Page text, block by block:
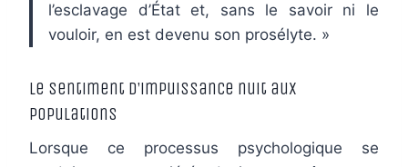
l’esclavage d’État et, sans le savoir ni le
vouloir, en est devenu son prosélyte. »
Le sentiment d’impuissance nuit aux
populations
Lorsque ce processus psychologique se